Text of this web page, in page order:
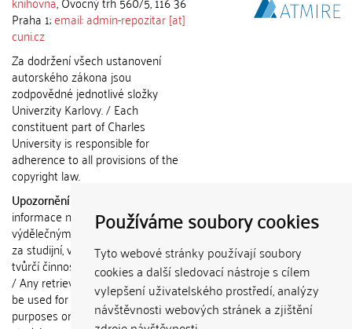
Používáme soubory cookies
Tyto webové stránky používají soubory
cookies a další sledovací nástroje s cílem
vylepšení uživatelského prostředí, analýzy
návštěvnosti webových stránek a zjištění
Praha 1;email: admin-repozitar [at]
cuni.cz
Za dodržení všech ustanovení
autorského zákona jsou
zodpovědné jednotlivé složky
Univerzity Karlovy. / Each
constituent part of Charles
University is responsible for
adherence to all provisions of the
copyright law.
Upozornění / Notice:
informace nemohou být použity k
výdělečným účelům nebo vydávány
za studijní, vědeckou nebo jinou
tvůrčí činnost jiné osoby než autora.
/ Any retrieved information shall not
be used for any commercial
purposes or claimed as results of